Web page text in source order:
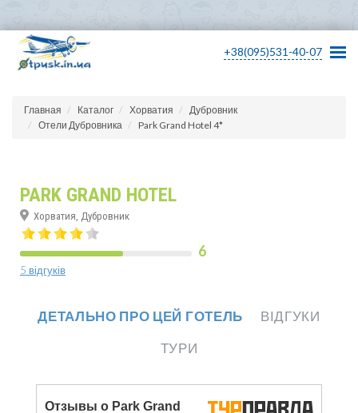
+38(095)531-40-07
Главная Каталог Хорватия
Дубровник
Отели Дубровника
Park Grand Hotel 4*
PARK GRAND HOTEL
Хорватия, Дубровник
6
5 відгуків
ДЕТАЛЬНО ПРО ЦЕЙ ГОТЕЛЬ
ВІДГУКИ
ТУРИ